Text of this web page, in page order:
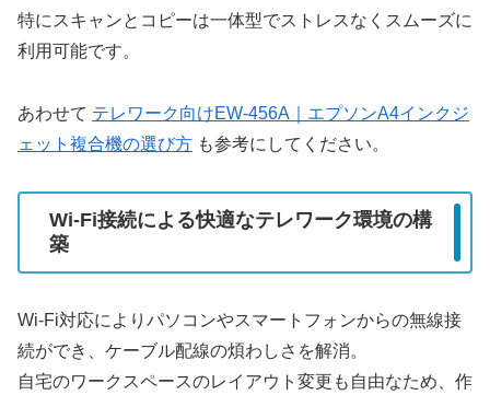
特にスキャンとコピーは一体型でストレスなくスムーズに
利用可能です。
あわせて テレワーク向けEW-456A｜エプソンA4インクジ
ェット複合機の選び方 も参考にしてください。
Wi-Fi接続による快適なテレワーク環境の構
築
Wi-Fi対応によりパソコンやスマートフォンからの無線接
続ができ、ケーブル配線の煩わしさを解消。
自宅のワークスペースのレイアウト変更も自由なため、作